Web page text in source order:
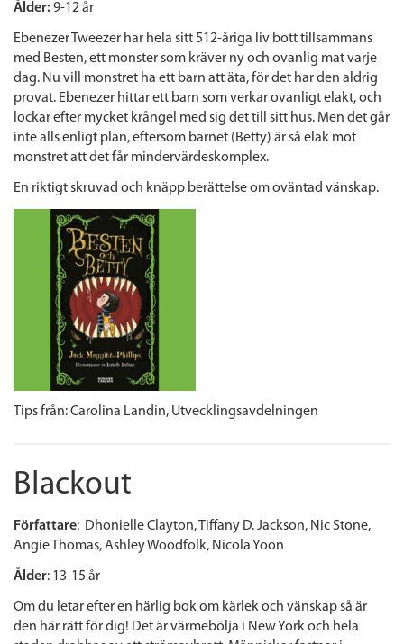
Ålder: 9-12 år
Ebenezer Tweezer har hela sitt 512-åriga liv bott tillsammans
med Besten, ett monster som kräver ny och ovanlig mat varje
dag. Nu vill monstret ha ett barn att äta, för det har den aldrig
provat. Ebenezer hittar ett barn som verkar ovanligt elakt, och
lockar efter mycket krångel med sig det till sitt hus. Men det går
inte alls enligt plan, eftersom barnet (Betty) är så elak mot
monstret att det får mindervärdeskomplex.
En riktigt skruvad och knäpp berättelse om oväntad vänskap.
Tips från:Carolina Landin, Utvecklingsavdelningen
Blackout
Författare: Dhonielle Clayton, Tiffany D. Jackson, Nic Stone,
Angie Thomas, Ashley Woodfolk, Nicola Yoon
Ålder: 13-15 år
Om du letar efter en härlig bok om kärlek och vänskap så är
den här rätt för dig! Det är värmebölja i New York och hela